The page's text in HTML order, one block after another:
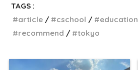
TAGS :
article
cschool education
recommend
tokyo